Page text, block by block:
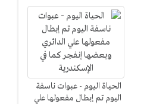
الحياة اليوم - عبوات ناسفة
اليوم تم إبطال مفعولها علي